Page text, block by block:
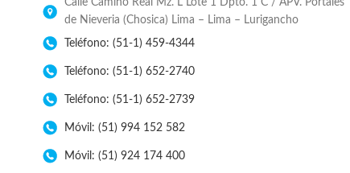
Calle Camino Real Mz. L Lote 1 Dpto. 1 C / APV. Portales
de Nieveria (Chosica) Lima – Lima – Lurigancho
Teléfono: (51-1) 459-4344
Teléfono: (51-1) 652-2740
Teléfono: (51-1) 652-2739
Móvil: (51) 994 152 582
Móvil: (51) 924 174 400